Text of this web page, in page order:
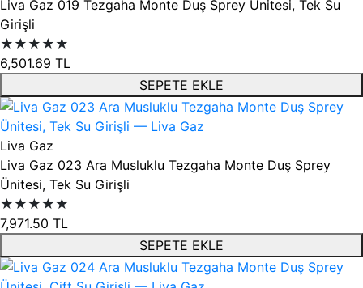
Liva Gaz 019 Tezgaha Monte Duş Sprey Ünitesi, Tek Su
Girişli
★★★★★
6,501.69 TL
SEPETE EKLE
Liva Gaz
Liva Gaz 023 Ara Musluklu Tezgaha Monte Duş Sprey
Ünitesi, Tek Su Girişli
★★★★★
7,971.50 TL
SEPETE EKLE